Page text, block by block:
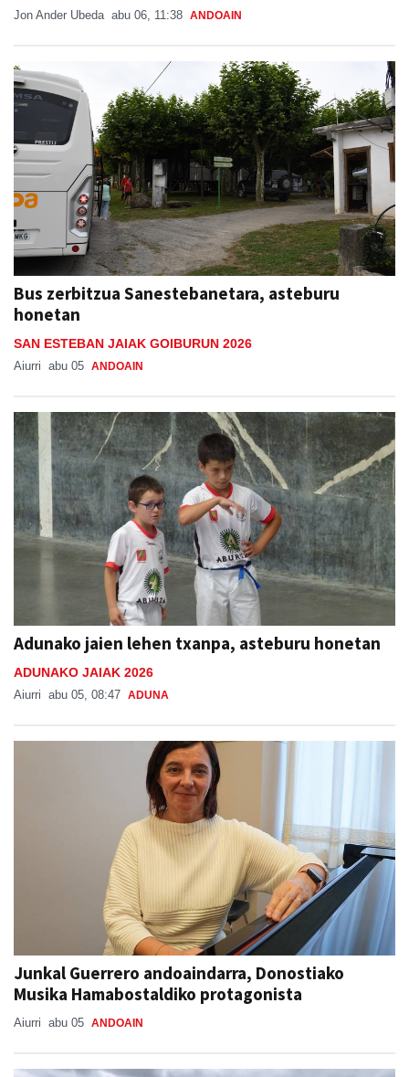
Jon Ander Ubeda abu 06, 11:38 ANDOAIN
Bus zerbitzua Sanestebanetara, asteburu
honetan
SAN ESTEBAN JAIAK GOIBURUN 2026
Aiurri abu 05 ANDOAIN
Adunako jaien lehen txanpa, asteburu honetan
ADUNAKO JAIAK 2026
Aiurri abu 05, 08:47 ADUNA
Junkal Guerrero andoaindarra, Donostiako
Musika Hamabostaldiko protagonista
Aiurri abu 05 ANDOAIN